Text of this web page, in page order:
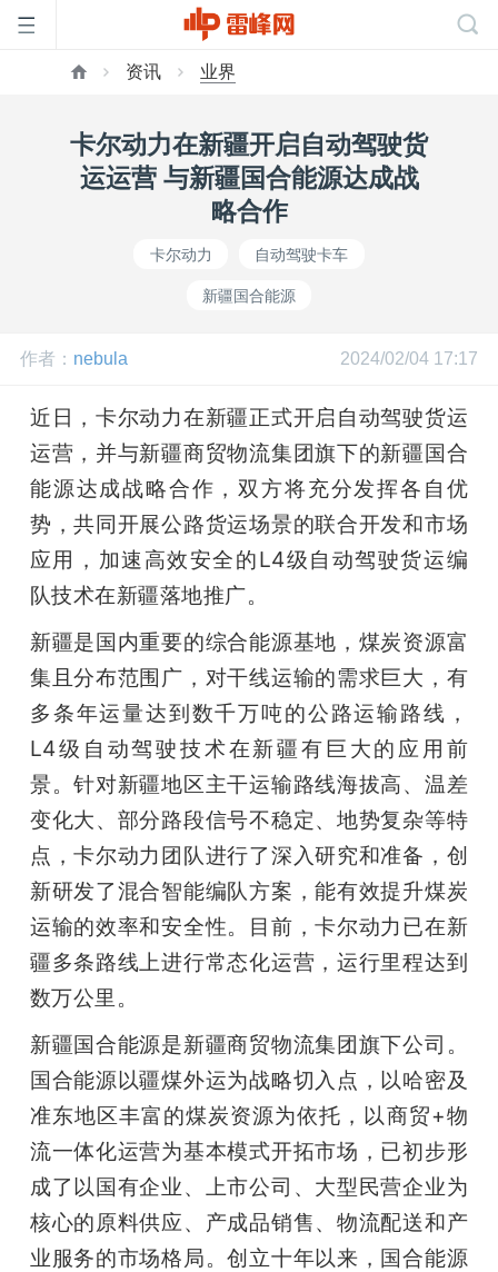
页
网
公
开
课
活
动
心
GAIR
专
题
搞
机
资讯 业界
卡尔动力在新疆开启自动驾驶货
运运营 与新疆国合能源达成战
略合作
卡尔动力 自动驾驶卡车
新疆国合能源
作者： nebula 2024/02/04 17:17
近日，卡尔动力在新疆正式开启自动驾驶货运
运营，并与新疆商贸物流集团旗下的新疆国合
能源达成战略合作，双方将充分发挥各自优
势，共同开展公路货运场景的联合开发和市场
应用，加速高效安全的L4级自动驾驶货运编
队技术在新疆落地推广。
新疆是国内重要的综合能源基地，煤炭资源富
集且分布范围广，对干线运输的需求巨大，有
多条年运量达到数千万吨的公路运输路线，
L4级自动驾驶技术在新疆有巨大的应用前
景。针对新疆地区主干运输路线海拔高、温差
变化大、部分路段信号不稳定、地势复杂等特
点，卡尔动力团队进行了深入研究和准备，创
新研发了混合智能编队方案，能有效提升煤炭
运输的效率和安全性。目前，卡尔动力已在新
疆多条路线上进行常态化运营，运行里程达到
数万公里。
新疆国合能源是新疆商贸物流集团旗下公司。
国合能源以疆煤外运为战略切入点，以哈密及
准东地区丰富的煤炭资源为依托，以商贸+物
流一体化运营为基本模式开拓市场，已初步形
成了以国有企业、上市公司、大型民营企业为
核心的原料供应、产成品销售、物流配送和产
业服务的市场格局。创立十年以来，国合能源